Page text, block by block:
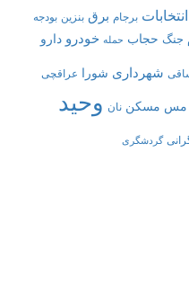
انتخابات برجام برق بنزین بودجه
جنگ حجاب حمله خودرو دارو
شهرداری شورا عراقچی
مس مسکن نان وحید
گردشگری